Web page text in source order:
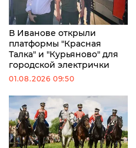
В Иванове открыли
платформы "Красная
Талка" и "Курьяново" для
городской электрички
01.08.2026 09:50